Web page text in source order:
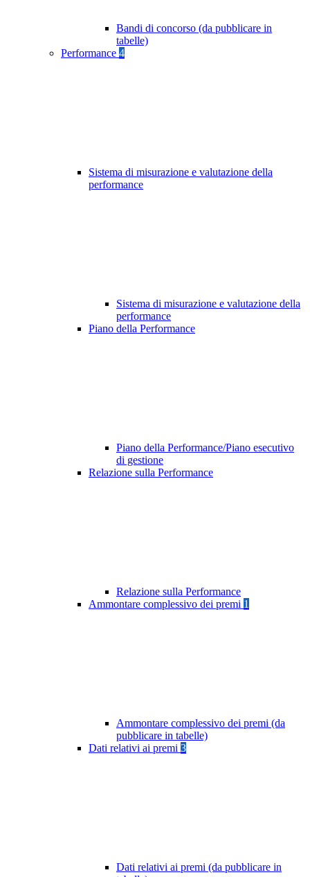
Bandi di concorso (da pubblicare in
tabelle)
Performance 4
Sistema di misurazione e valutazione della
performance
Sistema di misurazione e valutazione della
performance
Piano della Performance
Piano della Performance/Piano esecutivo
di gestione
Relazione sulla Performance
Relazione sulla Performance
Ammontare complessivo dei premi 1
Ammontare complessivo dei premi (da
pubblicare in tabelle)
Dati relativi ai premi 3
Dati relativi ai premi (da pubblicare in